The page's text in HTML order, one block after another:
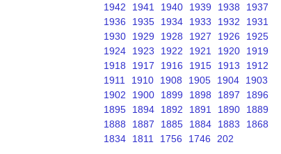
1942
1941 1940 1939 1938
1937
1936
1935 1934 1933 1932
1931
1930
1929 1928 1927 1926
1925
1924
1923 1922 1921 1920
1919
1918
1917 1916 1915 1913
1912
1911
1910 1908 1905 1904
1903
1902
1900 1899 1898 1897
1896
1895
1894 1892 1891 1890
1889
1888
1887 1885 1884 1883
1868
1834
1811 1756 1746 202